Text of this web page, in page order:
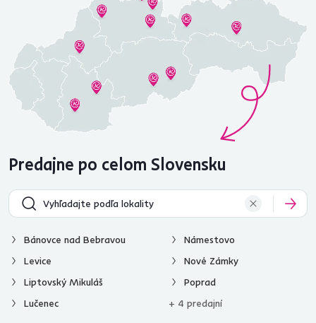
Predajne po celom Slovensku
Bánovce nad Bebravou
Levice
Liptovský Mikuláš
Lučenec
Námestovo
Nové Zámky
Poprad
+ 4 predajní